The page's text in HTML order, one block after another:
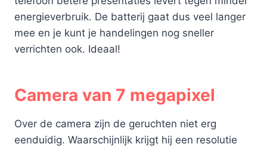
energieverbruik. De batterij gaat dus veel langer
mee en je kunt je handelingen nog sneller
verrichten ook. Ideaal!
Camera van 7 megapixel
Over de camera zijn de geruchten niet erg
eenduidig. Waarschijnlijk krijgt hij een resolutie